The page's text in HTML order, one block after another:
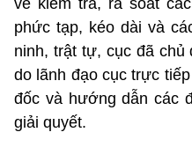
phức tạp, kéo dài và
ninh, trật tự, cục đã chủ
do lãnh đạo cục trực
đốc và hướng dẫn các
giải quyết.